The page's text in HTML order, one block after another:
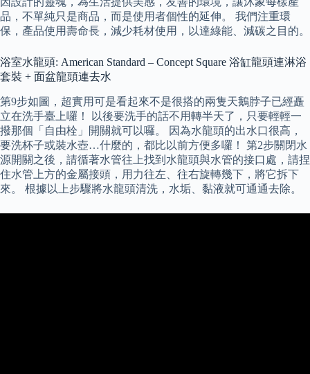
品，不單純只是商品，而是使用者個性的延伸。 我們注重環
保，產品使用壽命長，減少耗材使用，以達綠能、減碳之目的。
浴室水龍頭: American Standard – Concept Square 浴缸龍頭連淋浴
套裝 + 面盆龍頭連去水
第9步如圖，超實用可是看起來不是很搭的兩隻天鵝脖子已經矗
立在洗手臺上囉！ 以後要洗手的話不用轉半天了，只要輕輕一
撥那個「自由栓」開關就可以囉。 因為水龍頭的出水口很高，
要洗杯子或裝水壺…什麼的，都比以前方便多囉！ 第2步關閉水
源開關之後，請循著水管往上找到水龍頭與水管的接口處，請捏
住水管上方的金屬接頭，用力往左、往右旋轉幾下，將它拆下
來。 根據以上步驟將水龍頭清洗，水垢、黏液就可通通去除。